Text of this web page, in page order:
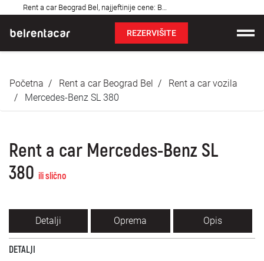
Rent a car Beograd Bel, najjeftinije cene: Bel!✓
pitanja
REZERVIŠITE
Cene
O nama
Najčešća pitanja
Blog
Kontakt
Početna Rent a car Beograd Bel
Rent a car vozila
Mercedes-Benz SL 380
Rent a car Mercedes-Benz SL
380 ili slično
Detalji Oprema Opis
DETALJI